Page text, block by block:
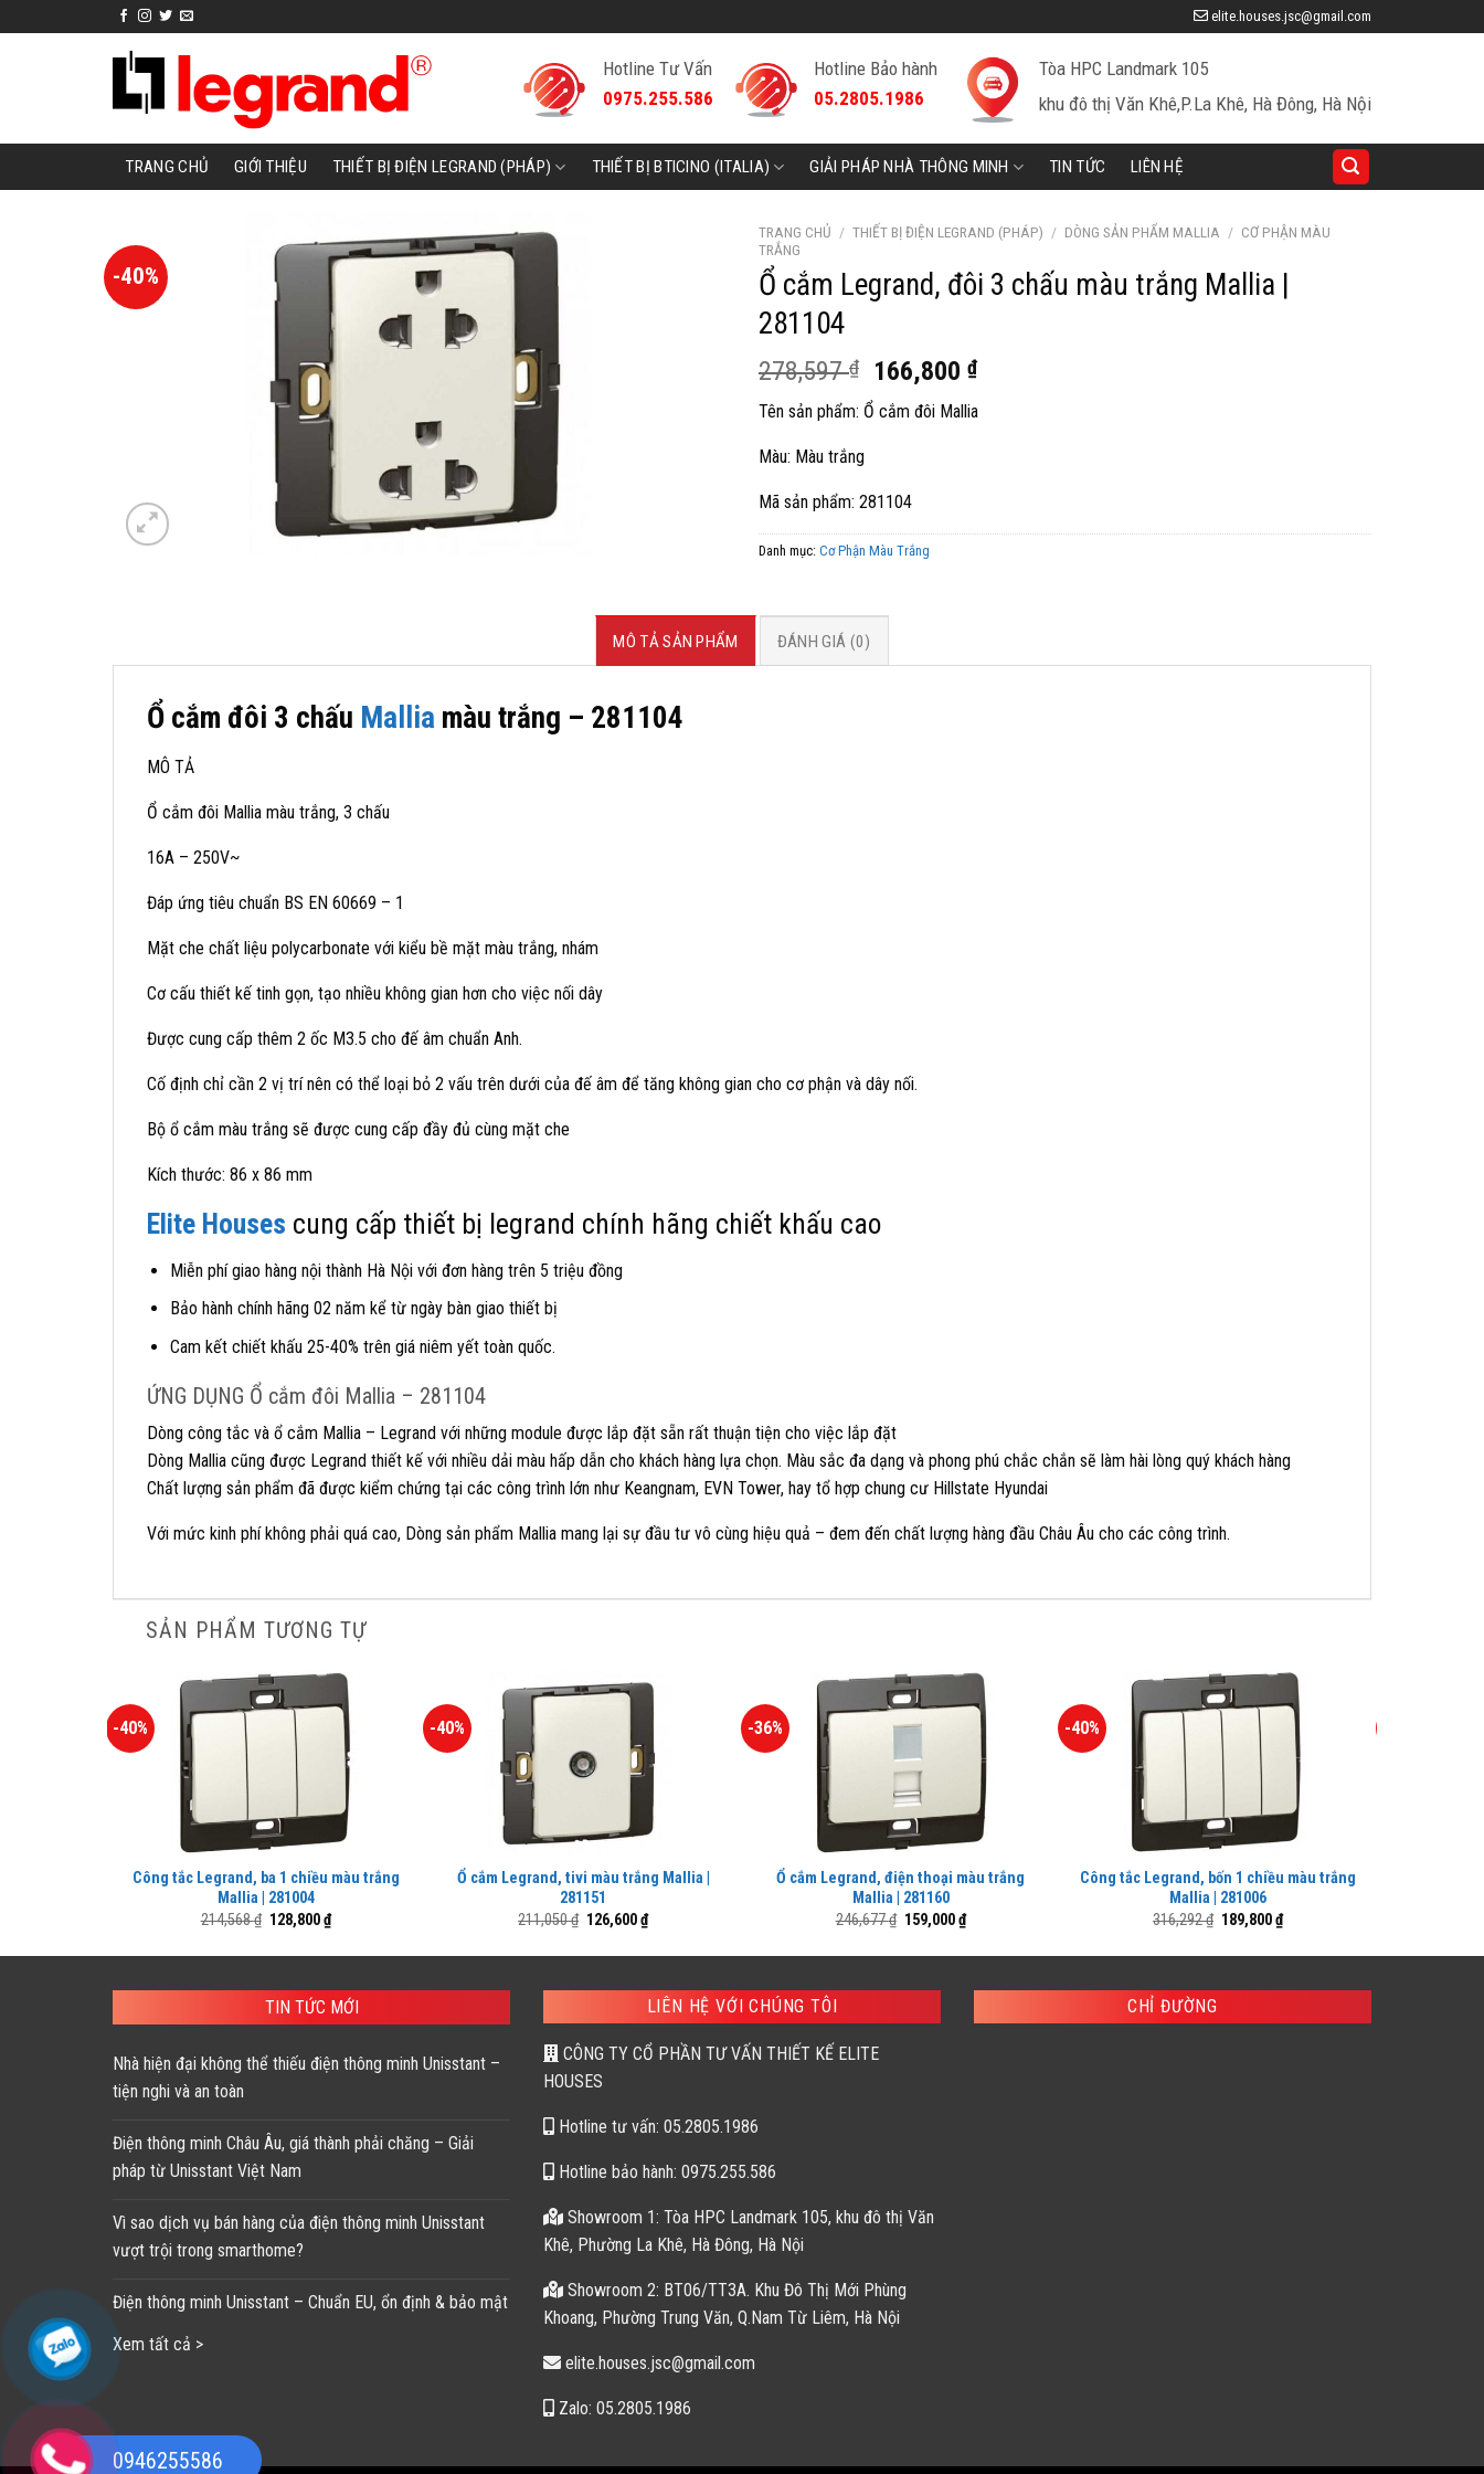
to
elite.houses.jsc@gmail.com
Hotline Tư Vấn
0975.255.586
Hotline Bảo hành
05.2805.1986
Tòa HPC Landmark 105
khu đô thị Văn Khê,P.La Khê, Hà Đông, Hà Nội
TRANG CHỦ GIỚI THIỆU THIẾT BỊ ĐIỆN LEGRAND (PHÁP) THIẾT BỊ BTICINO (ITALIA) GIẢI PHÁP NHÀ THÔNG MINH TIN TỨC LIÊN HỆ
-40%
TRANG CHỦ / THIẾT BỊ ĐIỆN LEGRAND (PHÁP) / DÒNG SẢN PHẨM MALLIA / CƠ PHẬN MÀU
TRẮNG
Ổ cắm Legrand, đôi 3 chấu màu trắng Mallia |
281104
278,597₫
Giá
gốc
là:
166,800₫Giá
tại
Tên sản phẩm: Ổ cắm đôi Mallia
Màu: Màu trắng
Mã sản phẩm: 281104
Danh mục: Cơ Phận Màu Trắng
MÔ TẢ SẢN PHẨM ĐÁNH GIÁ (0)
Ổ cắm đôi 3 chấu Mallia màu trắng – 281104
MÔ TẢ
Ổ cắm đôi Mallia màu trắng, 3 chấu
16A – 250V~
Đáp ứng tiêu chuẩn BS EN 60669 – 1
Mặt che chất liệu polycarbonate với kiểu bề mặt màu trắng, nhám
Cơ cấu thiết kế tinh gọn, tạo nhiều không gian hơn cho việc nối dây
Được cung cấp thêm 2 ốc M3.5 cho đế âm chuẩn Anh.
Cố định chỉ cần 2 vị trí nên có thể loại bỏ 2 vấu trên dưới của đế âm để tăng không gian cho cơ phận và dây nối.
Bộ ổ cắm màu trắng sẽ được cung cấp đầy đủ cùng mặt che
Kích thước: 86 x 86 mm
Elite Houses cung cấp thiết bị legrand chính hãng chiết khấu cao
Miễn phí giao hàng nội thành Hà Nội với đơn hàng trên 5 triệu đồng
Bảo hành chính hãng 02 năm kể từ ngày bàn giao thiết bị
Cam kết chiết khấu 25-40% trên giá niêm yết toàn quốc.
ỨNG DỤNG Ổ cắm đôi Mallia – 281104
Dòng công tắc và ổ cắm Mallia – Legrand với những module được lắp đặt sẵn rất thuận tiện cho việc lắp đặt
Dòng Mallia cũng được Legrand thiết kế với nhiều dải màu hấp dẫn cho khách hàng lựa chọn. Màu sắc đa dạng và phong phú chắc chắn sẽ làm hài lòng quý khách hàng
Chất lượng sản phẩm đã được kiểm chứng tại các công trình lớn như Keangnam, EVN Tower, hay tổ hợp chung cư Hillstate Hyundai
Với mức kinh phí không phải quá cao, Dòng sản phẩm Mallia mang lại sự đầu tư vô cùng hiệu quả – đem đến chất lượng hàng đầu Châu Âu cho các công trình.
SẢN PHẨM TƯƠNG TỰ
-40%
Công tắc Legrand, ba 1 chiều màu trắng
Mallia | 281004
214,568₫ Giá
128,800₫Giá
hiện
-40%
Ổ cắm Legrand, tivi màu trắng Mallia |
281151
211,050₫ Giá
126,600₫Giá
hiện
-36%
Ổ cắm Legrand, điện thoại màu trắng
Mallia | 281160
246,677₫ Giá
159,000₫Giá
hiện
-40%
Công tắc Legrand, bốn 1 chiều màu trắng
Mallia | 281006
316,292₫ Giá
189,800₫Giá
hiện
TIN TỨC MỚI
Nhà hiện đại không thể thiếu điện thông minh Unisstant –
tiện nghi và an toàn
Điện thông minh Châu Âu, giá thành phải chăng – Giải
pháp từ Unisstant Việt Nam
Vì sao dịch vụ bán hàng của điện thông minh Unisstant
vượt trội trong smarthome?
Điện thông minh Unisstant – Chuẩn EU, ổn định & bảo mật
Xem tất cả >
LIÊN HỆ VỚI CHÚNG TÔI
CÔNG TY CỔ PHẦN TƯ VẤN THIẾT KẾ ELITE
HOUSES
Hotline tư vấn: 05.2805.1986
Hotline bảo hành: 0975.255.586
Showroom 1: Tòa HPC Landmark 105, khu đô thị Văn
Khê, Phường La Khê, Hà Đông, Hà Nội
Showroom 2: BT06/TT3A. Khu Đô Thị Mới Phùng
Khoang, Phường Trung Văn, Q.Nam Từ Liêm, Hà Nội
elite.houses.jsc@gmail.com
Zalo: 05.2805.1986
CHỈ ĐƯỜNG
0946255586